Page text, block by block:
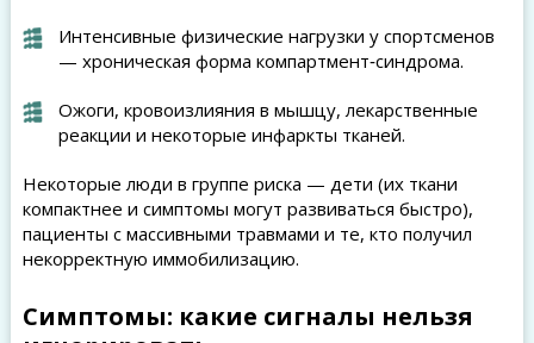
Интенсивные физические нагрузки у спортсменов
— хроническая форма компартмент‑синдрома.
Ожоги, кровоизлияния в мышцу, лекарственные
реакции и некоторые инфаркты тканей.
Некоторые люди в группе риска — дети (их ткани
компактнее и симптомы могут развиваться быстро),
пациенты с массивными травмами и те, кто получил
некорректную иммобилизацию.
Симптомы: какие сигналы нельзя